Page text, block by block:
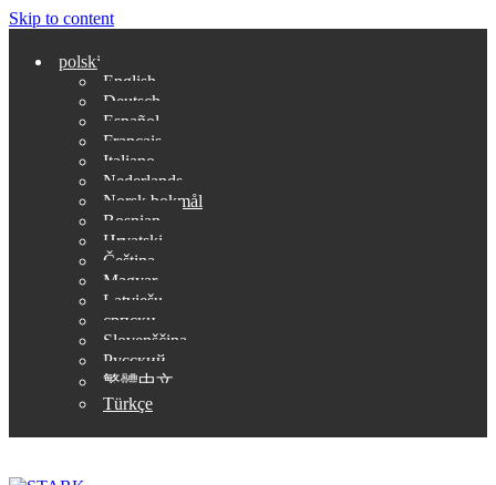
Skip to content
polski
English
Deutsch
Español
Français
Italiano
Nederlands
Norsk bokmål
Bosnian
Hrvatski
Čeština
Magyar
Latviešu
српски
Slovenščina
Русский
繁體中文
Türkçe